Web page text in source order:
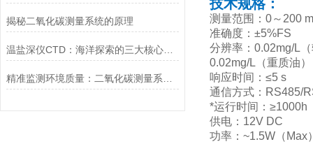
揭秘二氧化碳测量系统的原理
温盐深仪CTD：海洋探索的三大核心要点
技术规格：
测量范围：0～200
准确度：±5%FS
分辨率：0.02mg/L
0.02mg/L（重质油）
响应时间：≤5 s
通信方式：RS485/
*运行时间：≥1000h
供电：12V DC
功率：~1.5W（Max